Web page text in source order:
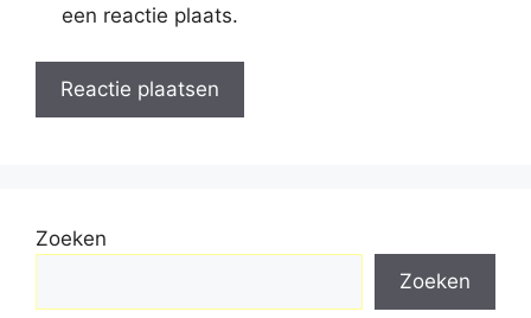
een reactie plaats.
Zoeken
Zoeken